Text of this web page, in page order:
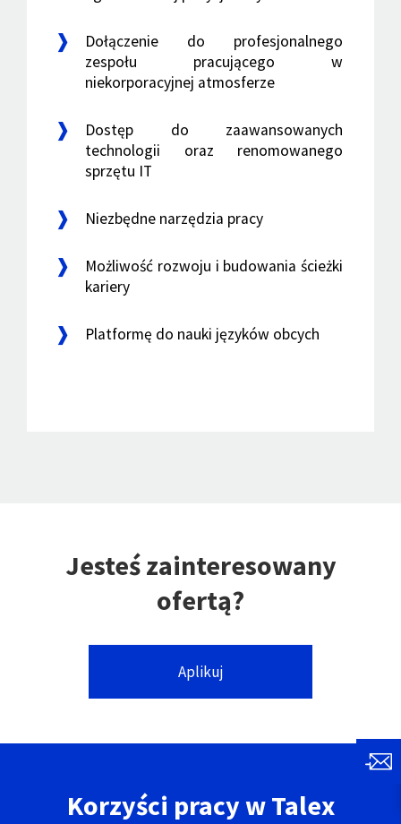
Dołączenie do profesjonalnego
zespołu pracującego w
niekorporacyjnej atmosferze
Dostęp do zaawansowanych
technologii oraz renomowanego
sprzętu IT
Niezbędne narzędzia pracy
Możliwość rozwoju i budowania ścieżki
kariery
Platformę do nauki języków obcych
Jesteś zainteresowany
ofertą?
Aplikuj
Korzyści pracy w Talex